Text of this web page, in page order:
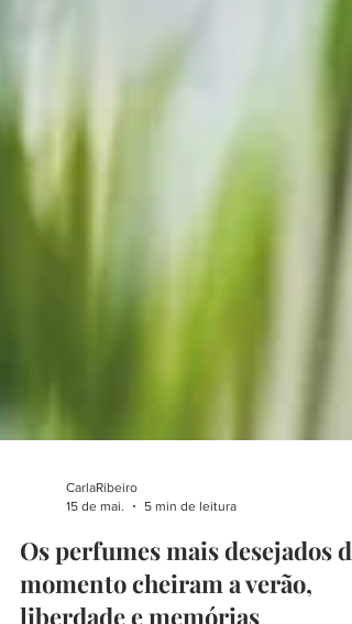
CarlaRibeiro
15 de mai.
5 min de leitura